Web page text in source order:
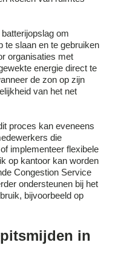
om
te slaan en te gebruiken
organisaties met
energie direct te
de zon op zijn
van het net
proces kan eveneens
die
implementeer flexibele
op kantoor kan worden
Congestion Service
ondersteunen bij het
bijvoorbeeld op
in